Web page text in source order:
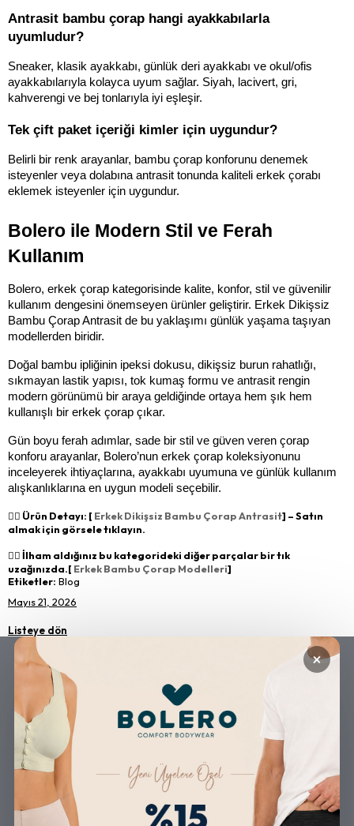
Antrasit bambu çorap hangi ayakkabılarla
uyumludur?
Sneaker, klasik ayakkabı, günlük deri ayakkabı ve okul/ofis
ayakkabılarıyla kolayca uyum sağlar. Siyah, lacivert, gri,
kahverengi ve bej tonlarıyla iyi eşleşir.
Tek çift paket içeriği kimler için uygundur?
Belirli bir renk arayanlar, bambu çorap konforunu denemek
isteyenler veya dolabına antrasit tonunda kaliteli erkek çorabı
eklemek isteyenler için uygundur.
Bolero ile Modern Stil ve Ferah
Kullanım
Bolero, erkek çorap kategorisinde kalite, konfor, stil ve güvenilir
kullanım dengesini önemseyen ürünler geliştirir. Erkek Dikişsiz
Bambu Çorap Antrasit de bu yaklaşımı günlük yaşama taşıyan
modellerden biridir.
Doğal bambu ipliğinin ipeksi dokusu, dikişsiz burun rahatlığı,
sıkmayan lastik yapısı, tok kumaş formu ve antrasit rengin
modern görünümü bir araya geldiğinde ortaya hem şık hem
kullanışlı bir erkek çorap çıkar.
Gün boyu ferah adımlar, sade bir stil ve güven veren çorap
konforu arayanlar, Bolero’nun erkek çorap koleksiyonunu
inceleyerek ihtiyaçlarına, ayakkabı uyumuna ve günlük kullanım
alışkanlıklarına en uygun modeli seçebilir.
👉🏻 Ürün Detayı: [ Erkek Dikişsiz Bambu Çorap Antrasit] – Satın
almak için görsele tıklayın.
👉🏻 İlham aldığınız bu kategorideki diğer parçalar bir tık
uzağınızda.[ Erkek Bambu Çorap Modelleri]
Etiketler: Blog
Mayıs 21, 2026
Listeye dön
ÜCRETSİZ KARGO GÜVENLİ ALIŞVERİŞ
KOLAY İADE & DEĞİŞİM
ALTERNATİF ÖDEME
İMKANLARI
×